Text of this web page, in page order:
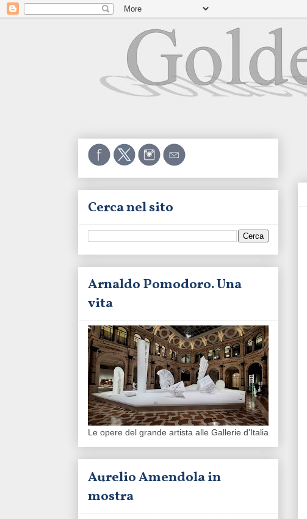
Cerca nel sito
Arnaldo Pomodoro. Una
vita
Le opere del grande artista alle Gallerie d'Italia
Aurelio Amendola in
mostra